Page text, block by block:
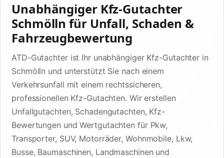
Unabhängiger Kfz-Gutachter
Schmölln für Unfall, Schaden &
Fahrzeugbewertung
ATD-Gutachter ist Ihr unabhängiger Kfz-Gutachter in
Schmölln und unterstützt Sie nach einem
Verkehrsunfall mit einem rechtssicheren,
professionellen Kfz-Gutachten. Wir erstellen
Unfallgutachten, Schadengutachten, Kfz-
Bewertungen und Wertgutachten für Pkw,
Transporter, SUV, Motorräder, Wohnmobile, Lkw,
Busse, Baumaschinen, Landmaschinen und